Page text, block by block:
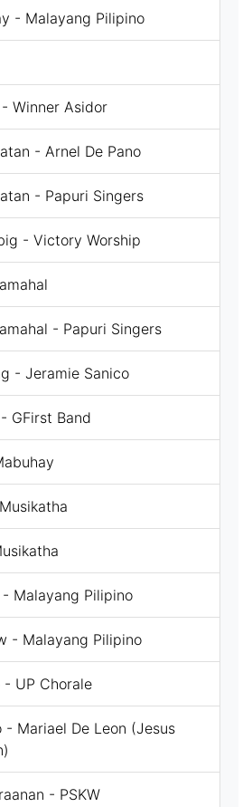
- Malayang Pilipino
Winner Asidor
- Arnel De Pano
- Papuri Singers
- Victory Worship
- Papuri Singers
- Jeramie Sanico
GFirst Band
Malayang Pilipino
- Malayang Pilipino
- UP Chorale
- Mariael De Leon (Jesus
- PSKW